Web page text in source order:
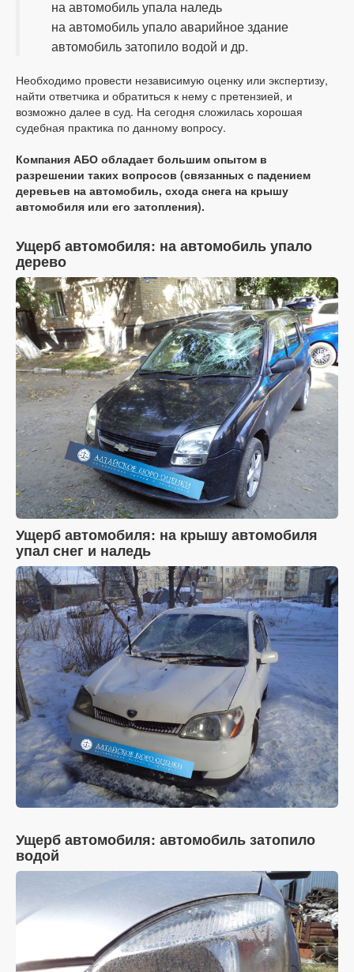
на автомобиль упала наледь
на автомобиль упало аварийное здание
автомобиль затопило водой и др.
Необходимо провести независимую оценку или экспертизу,
найти ответчика и обратиться к нему с претензией, и
возможно далее в суд. На сегодня сложилась хорошая
судебная практика по данному вопросу.
Компания АБО обладает большим опытом в
разрешении таких вопросов (связанных с падением
деревьев на автомобиль, схода снега на крышу
автомобиля или его затопления).
Ущерб автомобиля: на автомобиль упало
дерево
Ущерб автомобиля: на крышу автомобиля
упал снег и наледь
Ущерб автомобиля: автомобиль затопило
водой